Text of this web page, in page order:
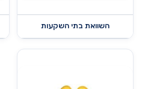
השוואת בתי השקעות